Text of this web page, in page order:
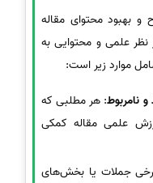
و بهبود محتوای مقاله
علمی و محتوایی به
موارد زیر است:
نامربوط: هر مطلبی که
علمی مقاله کمکی
جملات یا بخش‌های